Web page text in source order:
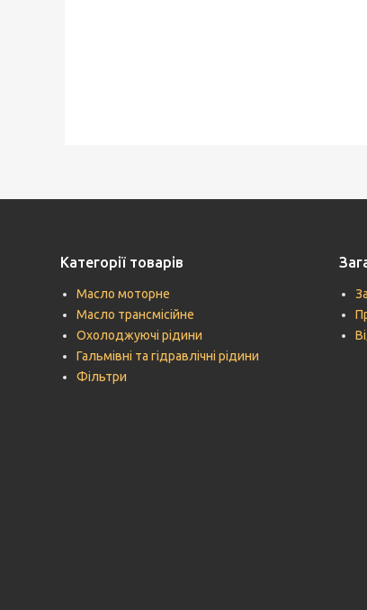
Категорії товарів
Масло моторне
Масло трансмісійне
Охолоджуючі рідини
Гальмівні та гідравлічні рідини
Фільтри